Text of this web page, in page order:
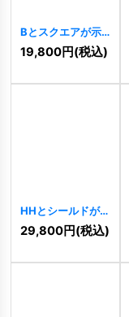
Bとスクエアが示
すモダンな信頼ロ
ゴ [ 10871 ]
19,800円(税込)
HHとシールドが
示す信頼と連携の
ロゴ
10856]
29,800円(税込)